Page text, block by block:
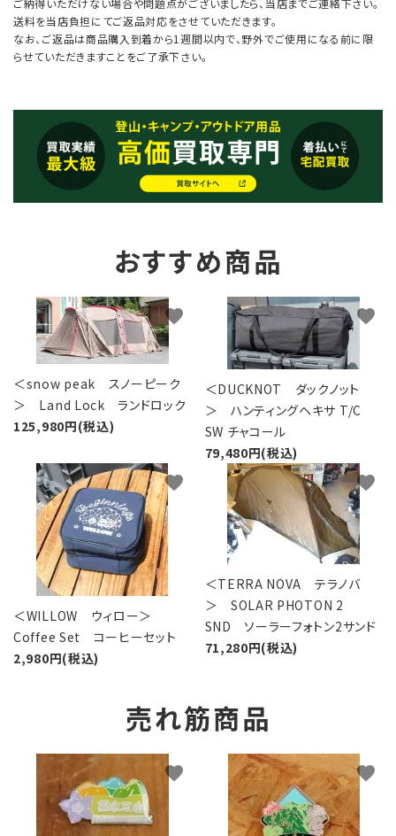
ご納得いただけない場合や問題点がございましたら、当店までご連絡下さい。
送料を当店負担にてご返品対応をさせていただきます。
なお、ご返品は商品購入到着から1週間以内で、野外でご使用になる前に限
らせていただきますことをご了承下さい。
おすすめ商品
＜snow peak スノーピーク
＞ Land Lock ランドロック
125,980円(税込)
favorite
＜DUCKNOT ダックノット
＞ ハンティングヘキサ T/C
SW チャコール
79,480円(税込)
favorite
＜WILLOW ウィロー＞
Coffee Set コーヒーセット
2,980円(税込)
favorite
＜TERRA NOVA テラノバ
＞ SOLAR PHOTON 2
SND ソーラーフォトン2サンド
71,280円(税込)
favorite
売れ筋商品
favorite favorite